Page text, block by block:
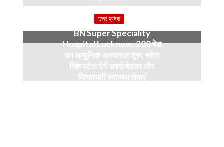
4 months ago
उत्तर प्रदेश
BN Super Speciality
Hospital Lucknow: 200 बेड
का आधुनिक अस्पताल शुरू, महेश
सिंह पटेल देंगें सबसे बेहतर और
किफायती स्वास्थ्य सेवाएं